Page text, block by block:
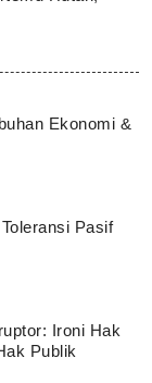
Ekonomi &
Pasif
Ironi Hak
Publik